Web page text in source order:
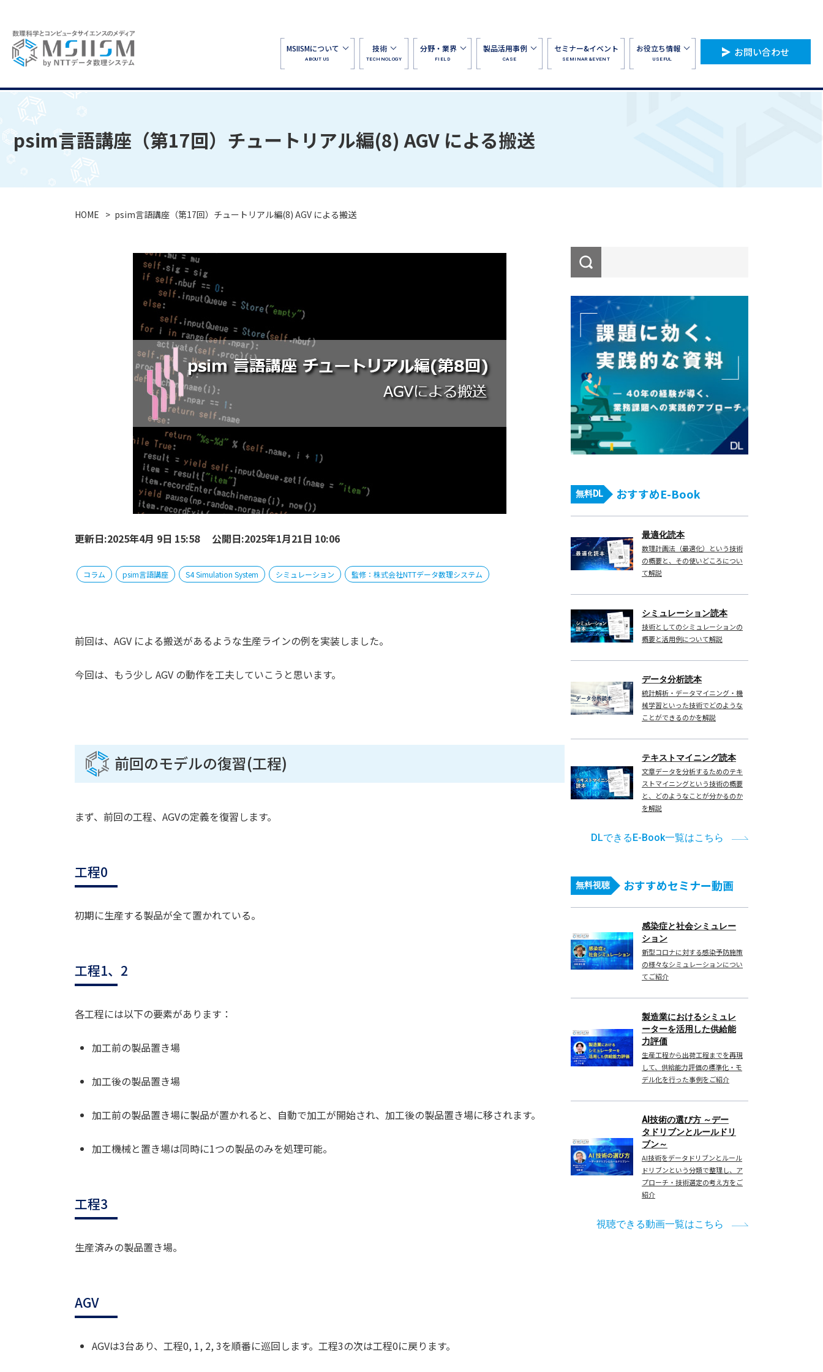
MSIISMについて
ABOUT US
技術
TECHNOLOGY
分野・業界
FIELD
製品活用事例
CASE
セミナー&イベント
SEMINAR&EVENT
お役立ち情報
USEFUL
お問い合わせ
psim言語講座（第17回）チュートリアル編(8) AGV による搬送
HOME psim言語講座（第17回）チュートリアル編(8) AGV による搬送
更新日:2025年4月 9日 15:58 公開日:2025年1月21日 10:06
コラム psim言語講座 S4 Simulation System シミュレーション 監修：株式会社NTTデータ数理システム
前回は、AGV による搬送があるような生産ラインの例を実装しました。
今回は、もう少し AGV の動作を工夫していこうと思います。
前回のモデルの復習(工程)
まず、前回の工程、AGVの定義を復習します。
工程0
初期に生産する製品が全て置かれている。
工程1、2
各工程には以下の要素があります：
加工前の製品置き場
加工後の製品置き場
加工前の製品置き場に製品が置かれると、自動で加工が開始され、加工後の製品置き場に移されます。
加工機械と置き場は同時に1つの製品のみを処理可能。
工程3
生産済みの製品置き場。
AGV
AGVは3台あり、工程0, 1, 2, 3を順番に巡回します。工程3の次は工程0に戻ります。
無料DL おすすめE-Book
最適化読本
数理計画法（最適化）という技術
の概要と、その使いどころについ
て解説
シミュレーション読本
技術としてのシミュレーションの
概要と活用例について解説
データ分析読本
統計解析・データマイニング・機
械学習といった技術でどのような
ことができるのかを解説
テキストマイニング読本
文章データを分析するためのテキ
ストマイニングという技術の概要
と、どのようなことが分かるのか
を解説
DLできるE-Book一覧はこちら
無料視聴 おすすめセミナー動画
感染症と社会シミュレー
ション
新型コロナに対する感染予防施策
の様々なシミュレーションについ
てご紹介
製造業におけるシミュレ
ーターを活用した供給能
力評価
生産工程から出荷工程までを再現
して、供給能力評価の標準化・モ
デル化を行った事例をご紹介
AI技術の選び方 ～デー
タドリブンとルールドリ
ブン～
AI技術をデータドリブンとルール
ドリブンという分類で整理し、ア
プローチ・技術選定の考え方をご
紹介
視聴できる動画一覧はこちら